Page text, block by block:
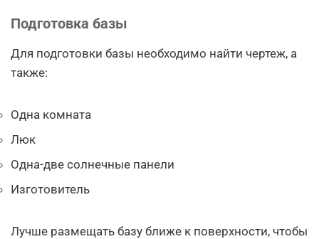
Подготовка базы
Для подготовки базы необходимо найти чертеж, а
также:
Одна комната
Люк
Одна-две солнечные панели
Изготовитель
Лучше размещать базу ближе к поверхности, чтобы